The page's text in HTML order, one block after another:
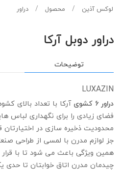
لوکس آذین محصول دراور
دراور دوبل آرکا
توضیحات
LUXAZIN
دراور 6 کشوی
آرکا با تعداد بالای
فضای زیادی را برای نگهداری لباس
محدودیت ذخیره سازی در اختیارتان
جز لوازم مدرن با لمسی از طراحی
همین ویژگی باعث می شود تا با
چیدمان مدرن اتاق خوابتان تا حدی